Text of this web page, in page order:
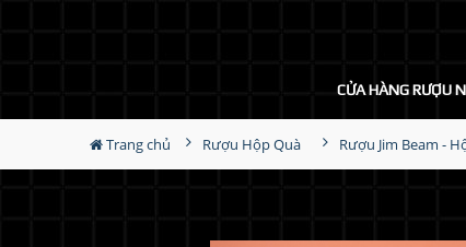
CỬA HÀNG RƯỢU
Trang chủ Rượu Hộp Quà